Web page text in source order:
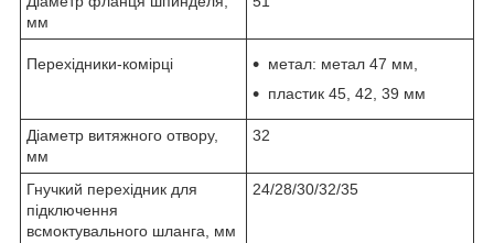
мм
Перехідники-комірці
метал: метал 47 мм,
пластик 45, 42, 39 мм
Діаметр витяжного отвору,
мм
32
Гнучкий перехідник для
підключення
всмоктувального шланга, мм
24/28/30/32/35